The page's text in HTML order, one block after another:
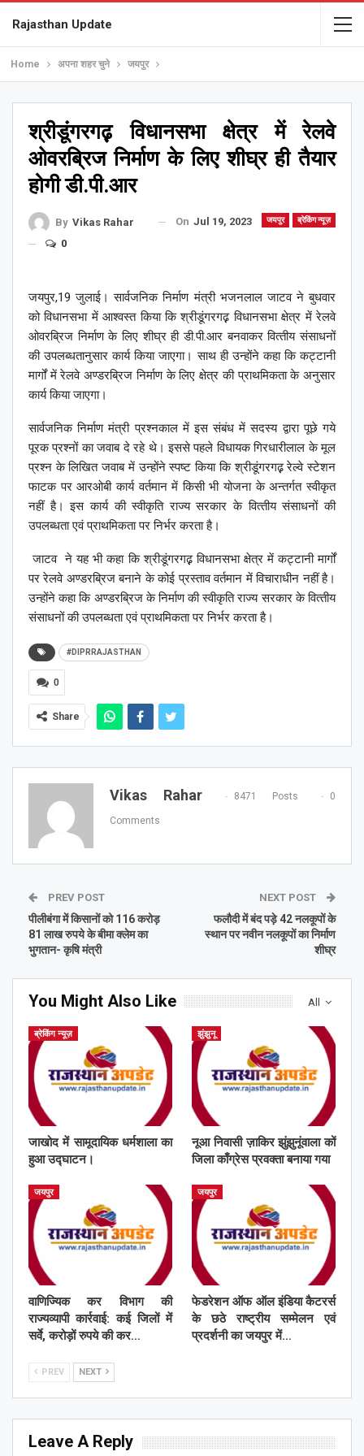
Rajasthan Update
Home अपना शहर चुने जयपुर
श्रीडूंगरगढ़़ विधानसभा क्षेत्र में रेलवे
ओवरब्रिज निर्माण के लिए शीघ्र ही तैयार
होगी डी.पी.आर
जयपुर ब्रेकिंग न्यूज़
By Vikas Rahar On Jul 19, 2023
0
जयपुर,19 जुलाई। सार्वजनिक निर्माण मंत्री भजनलाल जाटव ने बुधवार
को विधानसभा में आश्वस्त किया कि श्रीडूंगरगढ़़ विधानसभा क्षेत्र में रेलवे
ओवरब्रिज निर्माण के लिए शीघ्र ही डी.पी.आर बनवाकर वित्‍तीय संसाधनों
की उपलब्‍धतानुसार कार्य किया जाएगा। साथ ही उन्होंने कहा कि कट्टानी
मार्गों में रेलवे अण्डरब्रिज निर्माण के लिए क्षेत्र की प्राथमिकता के अनुसार
कार्य किया जाएगा।
सार्वजनिक निर्माण मंत्री प्रश्नकाल में इस संबंध में सदस्य द्वारा पूछे गये
पूरक प्रश्नों का जवाब दे रहे थे। इससे पहले विधायक गिरधारीलाल के मूल
प्रश्न के लिखित जवाब में उन्होंने स्पष्ट किया कि श्रीडूंगरगढ़़ रेल्वे स्टेशन
फाटक पर आरओबी कार्य वर्तमान में किसी भी योजना के अन्‍तर्गत स्‍वीकृत
नहीं है। इस कार्य की स्‍वीकृति राज्‍य सरकार के वित्‍तीय संसाधनों की
उपलब्‍धता एवं प्राथमिकता पर निर्भर करता है।
जाटव ने यह भी कहा कि श्रीडूंगरगढ़़ विधानसभा क्षेत्र में कट्टानी मार्गों
पर रेलवे अण्डरब्रिज बनाने के कोई प्रस्‍ताव वर्तमान में विचाराधीन नहीं है।
उन्होंने कहा कि अण्डरब्रिज के निर्माण की स्वीकृति राज्‍य सरकार के वित्‍तीय
संसाधनों की उपलब्‍धता एवं प्राथमिकता पर निर्भर करता है।
#DIPRRAJASTHAN
0
Share
Vikas Rahar 8471 Posts 0
Comments
PREV POST
पीलीबंगा में किसानों को 116 करोड़
81 लाख रुपये के बीमा क्लेम का
भुगतान- कृषि मंत्री
NEXT POST
फलौदी में बंद पड़े 42 नलकूपों के
स्थान पर नवीन नलकूपों का निर्माण
शीघ्र
All
You Might Also Like
ब्रेकिंग न्यूज़
जाखोद में सामूदायिक धर्मशाला का
हुआ उद्घाटन।
झुंझुनू
नूआ निवासी ज़ाकिर झुंझुनूंवाला कों
जिला काँग्रेस प्रवक्ता बनाया गया
जयपुर
वाणिज्यिक कर विभाग की
राज्यव्यापी कार्रवाई: कई जिलों में
सर्वे, करोड़ों रुपये की कर…
जयपुर
फेडरेशन ऑफ ऑल इंडिया कैटरर्स
के छठे राष्ट्रीय सम्मेलन एवं
प्रदर्शनी का जयपुर में…
PREV NEXT
Leave A Reply